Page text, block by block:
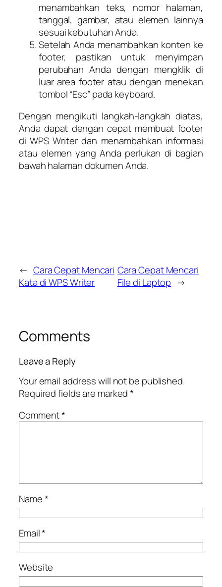
menambahkan teks, nomor halaman,
tanggal, gambar, atau elemen lainnya
sesuai kebutuhan Anda.
Setelah Anda menambahkan konten ke
footer, pastikan untuk menyimpan
perubahan Anda dengan mengklik di
luar area footer atau dengan menekan
tombol “Esc” pada keyboard.
Dengan mengikuti langkah-langkah diatas,
Anda dapat dengan cepat membuat footer
di WPS Writer dan menambahkan informasi
atau elemen yang Anda perlukan di bagian
bawah halaman dokumen Anda.
← Cara Cepat Mencari
Kata di WPS Writer
Cara Cepat Mencari
File di Laptop →
Comments
Leave a Reply
Your email address will not be published.
Required fields are marked*
Comment*
Name*
Email*
Website